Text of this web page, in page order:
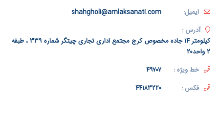
ایمیل:
shahgholi@amlaksanati.com
آدرس :
کیلومتر ۱۴ جاده مخصوص کرج مجتمع اداری تجاری چیتگر شماره ۳۳۹ ، طبقه
۲ واحد۲۰
خط ویژه :
۴۹۷۰۷
فکس :
۴۴۱۸۳۲۲۰